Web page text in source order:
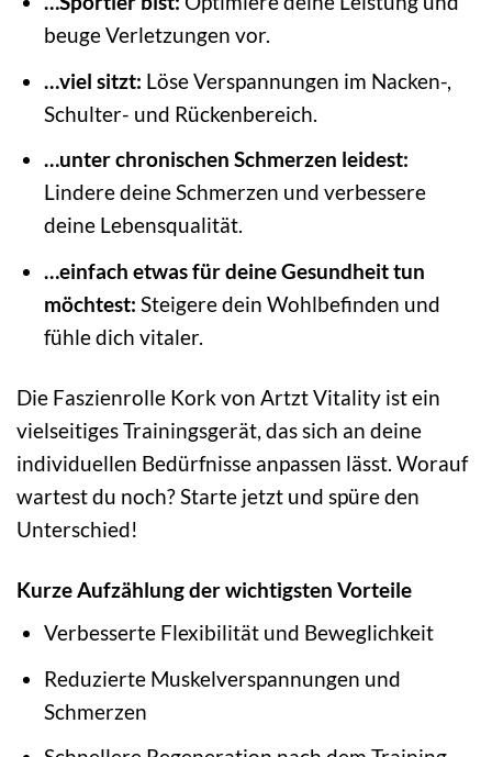
beuge Verletzungen vor.
…viel sitzt: Löse Verspannungen im Nacken-,
Schulter- und Rückenbereich.
…unter chronischen Schmerzen leidest:
Lindere deine Schmerzen und verbessere
deine Lebensqualität.
…einfach etwas für deine Gesundheit tun
möchtest: Steigere dein Wohlbefinden und
fühle dich vitaler.
Die Faszienrolle Kork von Artzt Vitality ist ein
vielseitiges Trainingsgerät, das sich an deine
individuellen Bedürfnisse anpassen lässt. Worauf
wartest du noch? Starte jetzt und spüre den
Unterschied!
Kurze Aufzählung der wichtigsten Vorteile
Verbesserte Flexibilität und Beweglichkeit
Reduzierte Muskelverspannungen und
Schmerzen